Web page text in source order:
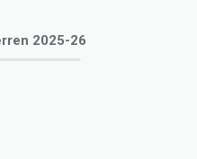
2025-26